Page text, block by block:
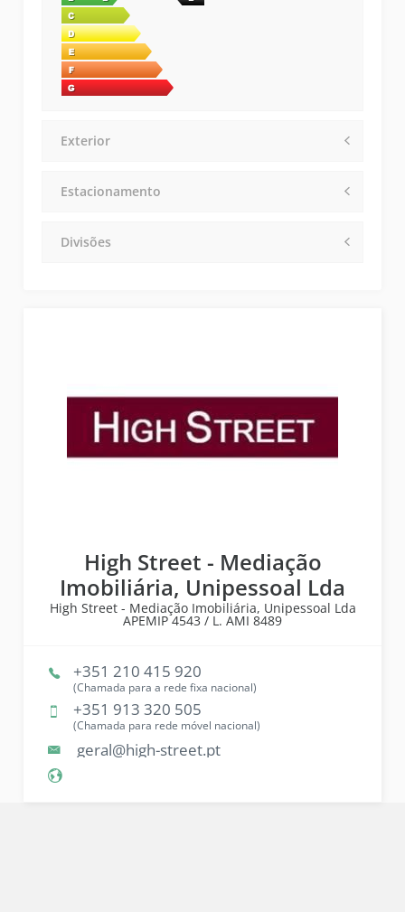
Exterior
Estacionamento
Divisões
High Street - Mediação
Imobiliária, Unipessoal Lda
High Street - Mediação Imobiliária, Unipessoal Lda
APEMIP4543 / L. AMI 8489
+351 210 415 920
(Chamada para a rede fixa nacional)
+351 913 320 505
(Chamada para rede móvel nacional)
geral@high-street.pt